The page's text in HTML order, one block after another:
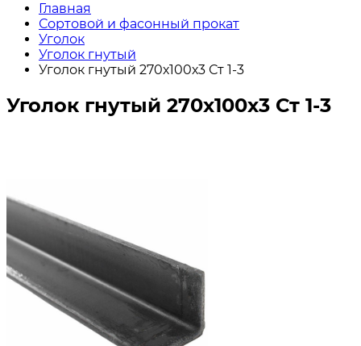
Главная
Сортовой и фасонный прокат
Уголок
Уголок гнутый
Уголок гнутый 270х100х3 Ст 1-3
Уголок гнутый 270х100х3 Ст 1-3